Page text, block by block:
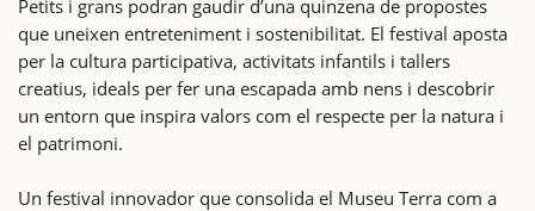
Petits i grans podran gaudir d’una quinzena de propostes
que uneixen entreteniment i sostenibilitat. El festival aposta
per la cultura participativa, activitats infantils i tallers
creatius, ideals per fer una escapada amb nens i descobrir
un entorn que inspira valors com el respecte per la natura i
el patrimoni.
Un festival innovador que consolida el Museu Terra com a